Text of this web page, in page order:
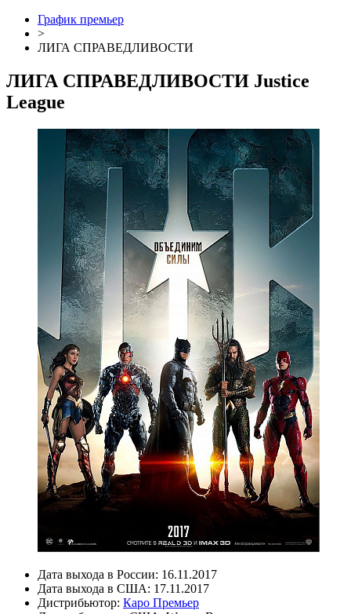
График премьер
>
ЛИГА СПРАВЕДЛИВОСТИ
ЛИГА СПРАВЕДЛИВОСТИ Justice
League
Дата выхода в России: 16.11.2017
Дата выхода в США: 17.11.2017
Дистрибьютор: Каро Премьер